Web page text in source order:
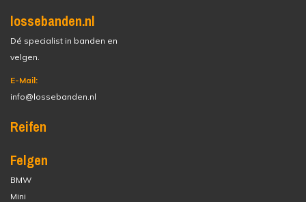
lossebanden.nl
Dé specialist in banden en
velgen.
E-Mail:
info@lossebanden.nl
Reifen
Felgen
BMW
Mini